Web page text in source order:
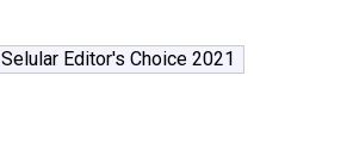
Selular Editor's Choice 2021